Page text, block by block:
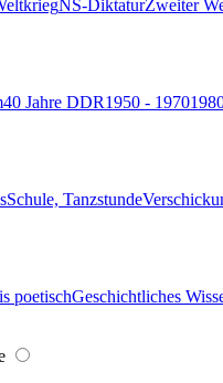
NS-DiktaturZweiter
40 Jahre DDR1950 - 1970
Schule, Tanzstunde
poetischGeschichtliches